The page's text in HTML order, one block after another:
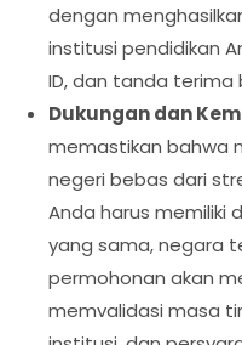
dengan
institusi pendidikan
ID, dan tanda terima
Dukungan dan
memastikan bahwa
negeri bebas dari
Anda harus memiliki
yang sama, negara
permohonan akan
memvalidasi masa